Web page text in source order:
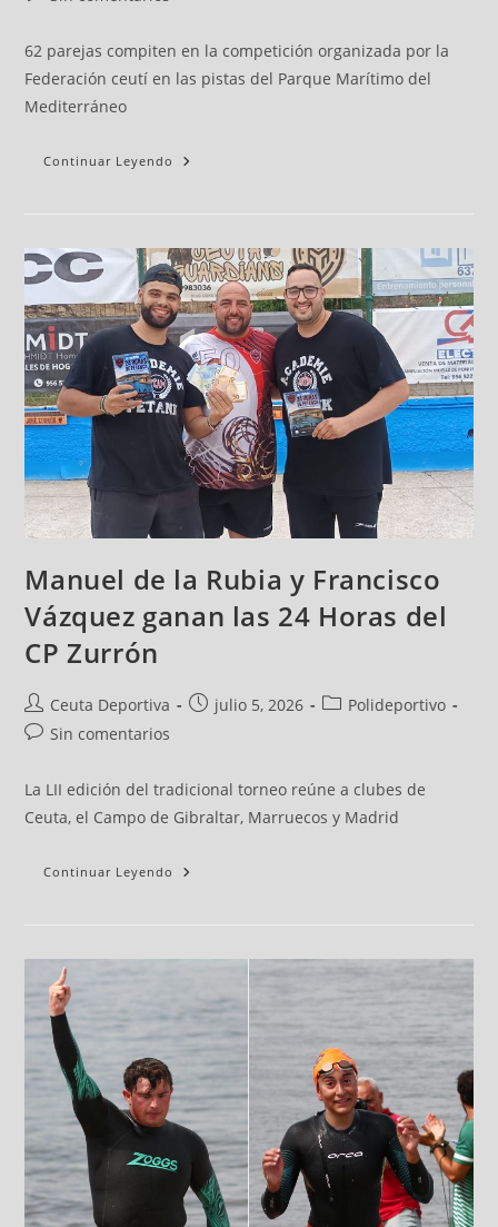
62 parejas compiten en la competición organizada por la
Federación ceutí en las pistas del Parque Marítimo del
Mediterráneo
Continuar Leyendo
Manuel de la Rubia y Francisco
Vázquez ganan las 24 Horas del
CP Zurrón
Ceuta Deportiva julio 5, 2026
Polideportivo
Sin comentarios
La LII edición del tradicional torneo reúne a clubes de
Ceuta, el Campo de Gibraltar, Marruecos y Madrid
Continuar Leyendo